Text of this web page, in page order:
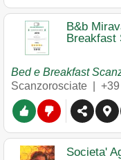
B&b
Breakfast
Bed e Breakfast
Scanzorosciate
Societa'